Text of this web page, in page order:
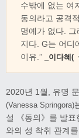
수밖에 없는 여
동의라고 공격
명예가 없다.
지다. G는 어디
이유.” _이다혜(
2020년 1월, 유명
(Vanessa Springora)
설 《동의》를 발
와의 성 착취 관계